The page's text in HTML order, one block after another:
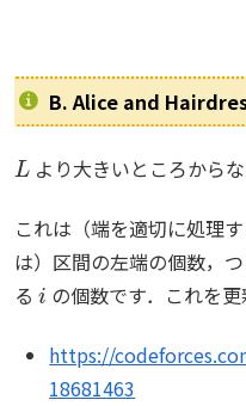
B. Alice and
より大きいところから
これは（端を適切に処理
は）区間の左端の個数，
る
i
の個数です．これを更
https://
18681463